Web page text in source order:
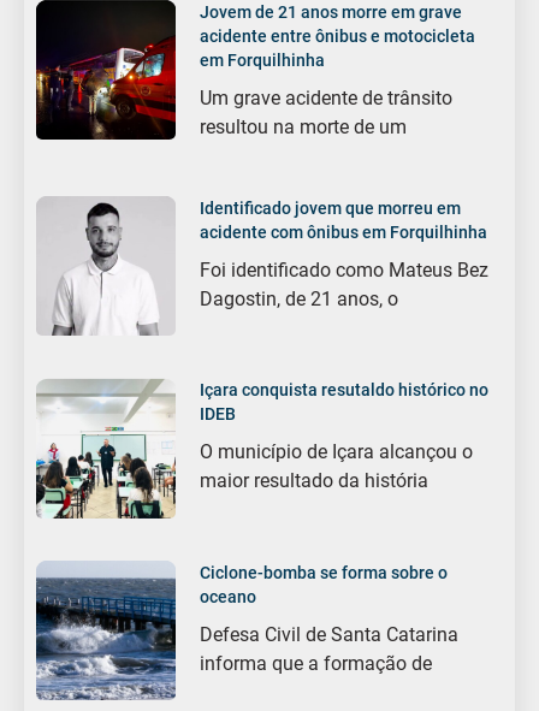
Jovem de 21 anos morre em grave
acidente entre ônibus e motocicleta
em Forquilhinha
Um grave acidente de trânsito
resultou na morte de um
Identificado jovem que morreu em
acidente com ônibus em Forquilhinha
Foi identificado como Mateus Bez
Dagostin, de 21 anos, o
Içara conquista resutaldo histórico no
IDEB
O município de Içara alcançou o
maior resultado da história
Ciclone-bomba se forma sobre o
oceano
Defesa Civil de Santa Catarina
informa que a formação de